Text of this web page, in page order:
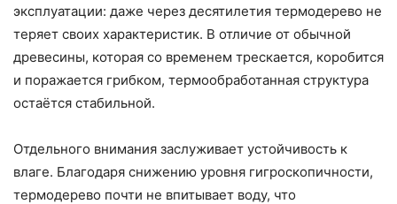
эксплуатации: даже через десятилетия термодерево не
теряет своих характеристик. В отличие от обычной
древесины, которая со временем трескается, коробится
и поражается грибком, термообработанная структура
остаётся стабильной.
Отдельного внимания заслуживает устойчивость к
влаге. Благодаря снижению уровня гигроскопичности,
термодерево почти не впитывает воду, что